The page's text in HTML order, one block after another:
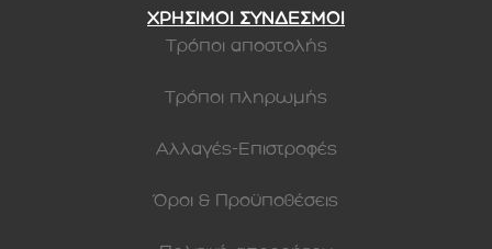
ΧΡΗΣΙΜΟΙ ΣΥΝΔΕΣΜΟΙ
Τρόποι αποστολής
Τρόποι πληρωμής
Αλλαγές-Επιστροφές
Όροι & Προϋποθέσεις